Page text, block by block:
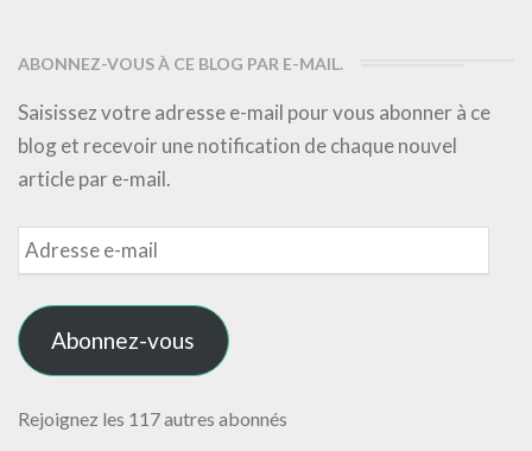
ABONNEZ-VOUS À CE BLOG PAR E-MAIL.
Saisissez votre adresse e-mail pour vous abonner à ce
blog et recevoir une notification de chaque nouvel
article par e-mail.
Adresse
e-
mail
Abonnez-vous
Rejoignez les 117 autres abonnés